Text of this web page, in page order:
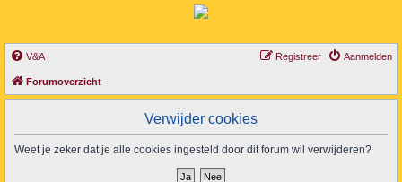
V&A Aanmelden
Registreer
Forumoverzicht
Verwijder cookies
Weet je zeker dat je alle cookies ingesteld door dit forum wil verwijderen?